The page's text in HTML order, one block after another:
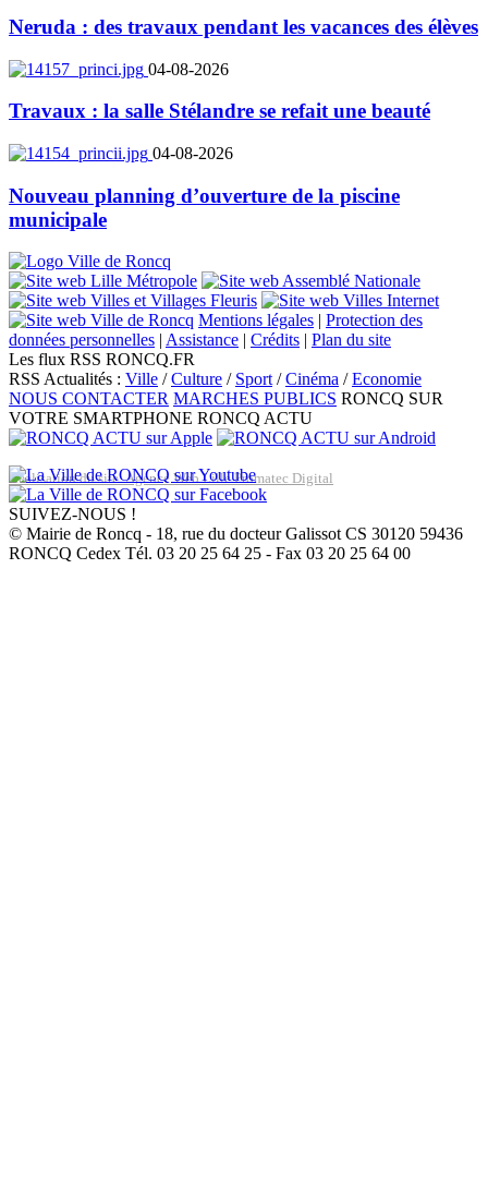
Neruda : des travaux pendant les vacances des élèves
04-08-2026
Travaux : la salle Stélandre se refait une beauté
04-08-2026
Nouveau planning d’ouverture de la piscine
municipale
Mentions légales | Protection des
données personnelles | Assistance | Crédits | Plan du site
Les flux RSS RONCQ.FR
RSS Actualités : Ville /Culture / Sport/Cinéma /Economie
NOUS CONTACTER MARCHES PUBLICS RONCQ SUR
VOTRE SMARTPHONE RONCQ ACTU
Réalisation du site: Agence Web Lille Promatec Digital
SUIVEZ-NOUS !
© Mairie de Roncq - 18, rue du docteur Galissot CS 30120 59436
RONCQ Cedex Tél. 03 20 25 64 25 - Fax 03 20 25 64 00